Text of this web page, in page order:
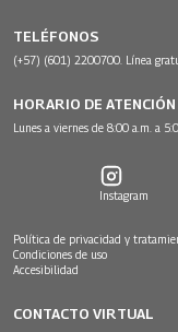
TELÉFONOS
(+57) (601) 2200700. Línea
HORARIO DE ATENCIÓN
Lunes a viernes de 8:00 a.m. a
Instagram
Política de privacidad y
Condiciones de uso
Accesibilidad
CONTACTO VIRTUAL